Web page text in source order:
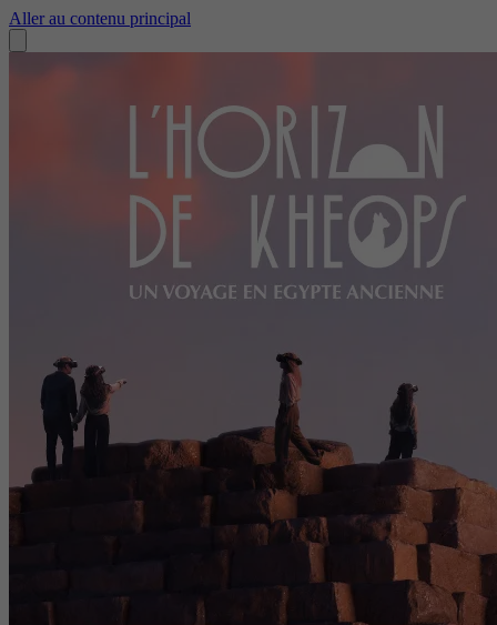
Aller au contenu principal